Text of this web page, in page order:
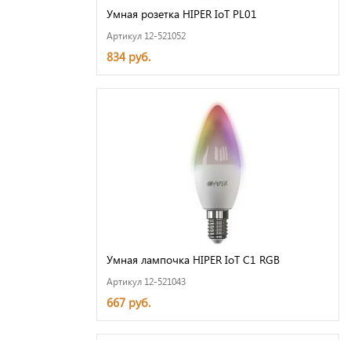
Умная розетка HIPER IoT PL01
Артикул 12-521052
834 руб.
Умная лампочка HIPER IoT C1 RGB
Артикул 12-521043
667 руб.